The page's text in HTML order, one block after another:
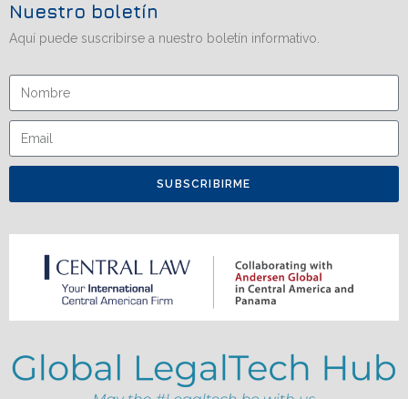
Nuestro boletín
Aquí puede suscribirse a nuestro boletín informativo.
SUBSCRIBIRME